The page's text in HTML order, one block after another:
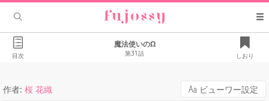
目次
魔法使いのΩ
第31話 しおり
作者: 桜 花織 ビューワー設定